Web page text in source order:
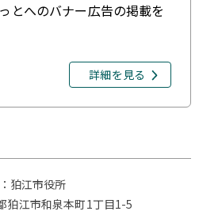
とへのバナー広告の掲載を
詳細を見る
狛江市役所
狛江市和泉本町1丁目1-5